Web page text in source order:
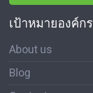
เป้าหมายองค์กร
About us
Blog